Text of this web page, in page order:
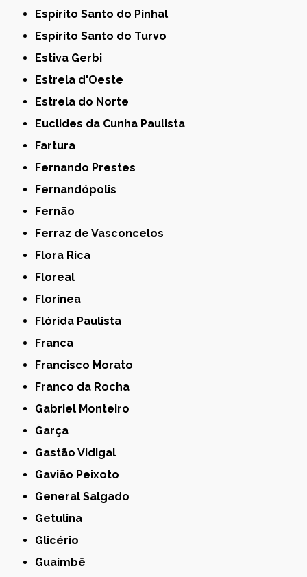
Espírito Santo do Pinhal
Espírito Santo do Turvo
Estiva Gerbi
Estrela d'Oeste
Estrela do Norte
Euclides da Cunha Paulista
Fartura
Fernando Prestes
Fernandópolis
Fernão
Ferraz de Vasconcelos
Flora Rica
Floreal
Florínea
Flórida Paulista
Franca
Francisco Morato
Franco da Rocha
Gabriel Monteiro
Garça
Gastão Vidigal
Gavião Peixoto
General Salgado
Getulina
Glicério
Guaimbê